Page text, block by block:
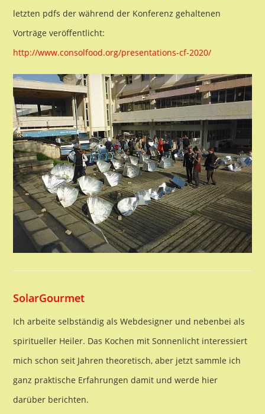
letzten pdfs der während der Konferenz gehaltenen
Vorträge veröffentlicht:
http://www.consolfood.org/presentations-cf-2020/
SolarGourmet
Ich arbeite selbständig als Webdesigner und nebenbei als
spiritueller Heiler. Das Kochen mit Sonnenlicht interessiert
mich schon seit Jahren theoretisch, aber jetzt sammle ich
ganz praktische Erfahrungen damit und werde hier
darüber berichten.